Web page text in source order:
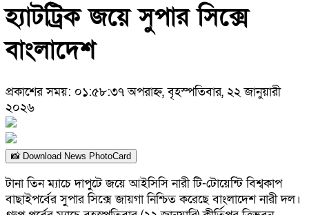
হ্যাটট্রিক জয়ে সুপার সিক্সে
বাংলাদেশ
প্রকাশের সময়: ০১:৫৮:৩৭ অপরাহ্ন, বৃহস্পতিবার, ২২ জানুয়ারী
২০২৬
📸 Download News PhotoCard
টানা তিন ম্যাচে দাপুটে জয়ে আইসিসি নারী টি-টোয়েন্টি বিশ্বকাপ
বাছাইপর্বের সুপার সিক্সে জায়গা নিশ্চিত করেছে বাংলাদেশ নারী দল।